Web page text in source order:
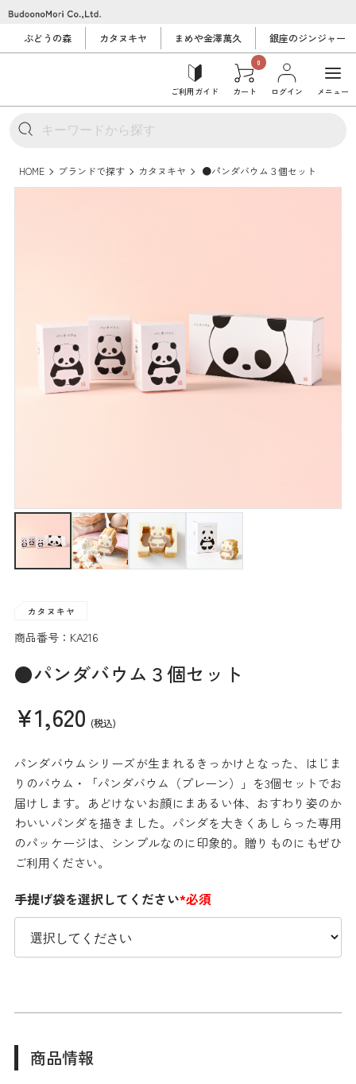
ぶどうの森 カタヌキヤ まめや金澤萬久 銀座のジンジャー
ご利用ガイド
0
カート ログイン メニュー
HOME ブランドで探す カタヌキヤ ●パンダバウム３個セット
商品番号：KA216
●パンダバウム３個セット
¥1,620 (税込)
パンダバウムシリーズが生まれるきっかけとなった、はじま
りのバウム・「パンダバウム（プレーン）」を3個セットでお
届けします。あどけないお顔にまあるい体、おすわり姿のか
わいいパンダを描きました。パンダを大きくあしらった専用
のパッケージは、シンプルなのに印象的。贈りものにもぜひ
ご利用ください。
手提げ袋を選択してください*必須
商品情報